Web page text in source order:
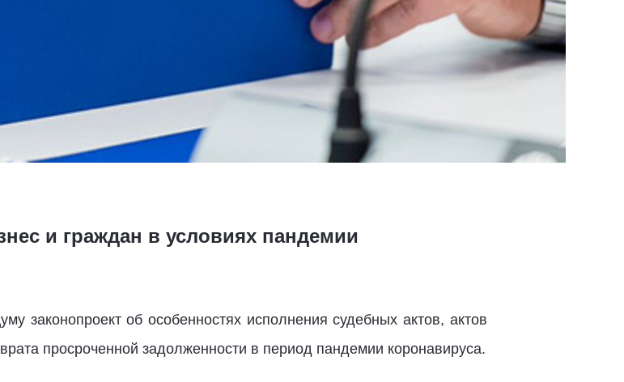
и граждан в условиях пандемии
законопроект об особенностях исполнения судебных актов, актов
просроченной задолженности в период пандемии коронавируса.